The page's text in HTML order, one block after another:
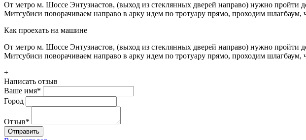
От метро м. Шоссе Энтузиастов, (выход из стеклянных дверей направо) нужно пройти
Митсубиси поворачиваем направо в арку идем по тротуару прямо, проходим шлагбаум,
Как проехать на машине
От метро м. Шоссе Энтузиастов, (выход из стеклянных дверей направо) нужно пройти
Митсубиси поворачиваем направо в арку идем по тротуару прямо, проходим шлагбаум,
+
Написать отзыв
Ваше имя*
Город
Отзыв*
Отправить